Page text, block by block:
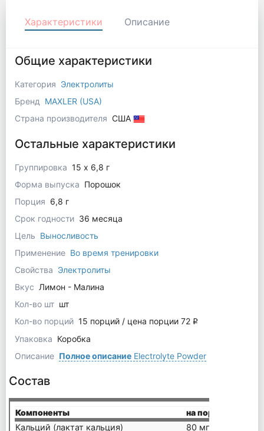
Характеристики Описание
Общие характеристики
Категория Электролиты
Бренд
MAXLER (USA)
Страна производителя США
Остальные характеристики
Группировка 15 х 6,8 г
Форма выпуска Порошок
Порция 6,8 г
Срок годности 36 месяца
Цель Выносливость
Применение Во время тренировки
Свойства Электролиты
Вкус Лимон - Малина
Кол-во шт шт
Кол-во порций 15 порций / цена порции 72 q
Упаковка Коробка
Описание Полное описаниеElectrolyte Powder
Состав
Компоненты
на порцию (6,8 г)
Кальций (лактат кальция)
80 мг